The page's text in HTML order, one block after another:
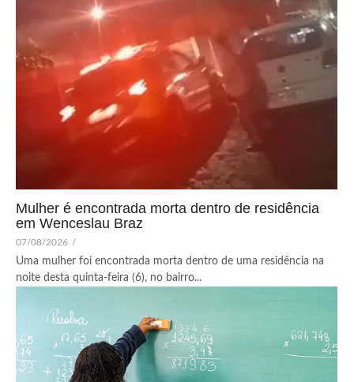
Mulher é encontrada morta dentro de residência
em Wenceslau Braz
07/08/2026 /
Uma mulher foi encontrada morta dentro de uma residência na
noite desta quinta-feira (6), no bairro...